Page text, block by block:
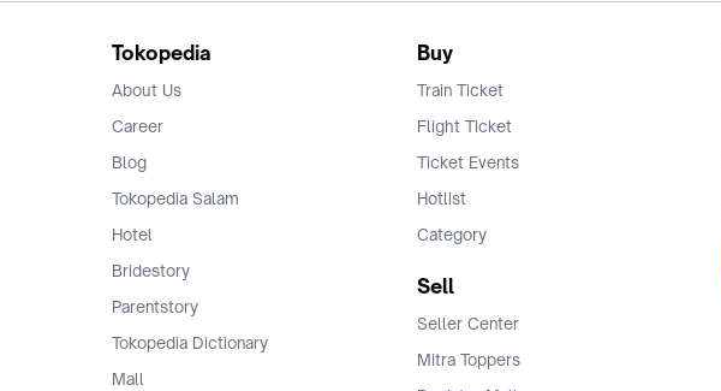
Tokopedia
About Us
Career
Blog
Tokopedia Salam
Hotel
Bridestory
Parentstory
Tokopedia Dictionary
Mall
Buy
Train Ticket
Flight Ticket
Ticket Events
Hotlist
Category
Sell
Seller Center
Mitra Toppers